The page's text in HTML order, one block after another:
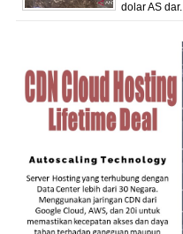
dolar AS dar...